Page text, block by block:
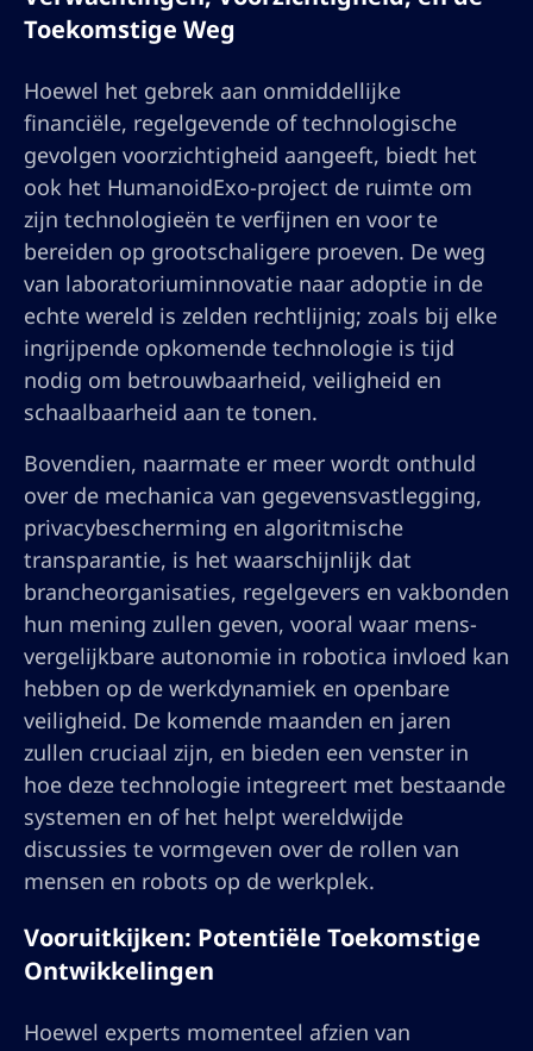
Toekomstige Weg
Hoewel het gebrek aan onmiddellijke
financiële, regelgevende of technologische
gevolgen voorzichtigheid aangeeft, biedt het
ook het HumanoidExo-project de ruimte om
zijn technologieën te verfijnen en voor te
bereiden op grootschaligere proeven. De weg
van laboratoriuminnovatie naar adoptie in de
echte wereld is zelden rechtlijnig; zoals bij elke
ingrijpende opkomende technologie is tijd
nodig om betrouwbaarheid, veiligheid en
schaalbaarheid aan te tonen.
Bovendien, naarmate er meer wordt onthuld
over de mechanica van gegevensvastlegging,
privacybescherming en algoritmische
transparantie, is het waarschijnlijk dat
brancheorganisaties, regelgevers en vakbonden
hun mening zullen geven, vooral waar mens-
vergelijkbare autonomie in robotica invloed kan
hebben op de werkdynamiek en openbare
veiligheid. De komende maanden en jaren
zullen cruciaal zijn, en bieden een venster in
hoe deze technologie integreert met bestaande
systemen en of het helpt wereldwijde
discussies te vormgeven over de rollen van
mensen en robots op de werkplek.
Vooruitkijken: Potentiële Toekomstige
Ontwikkelingen
Hoewel experts momenteel afzien van